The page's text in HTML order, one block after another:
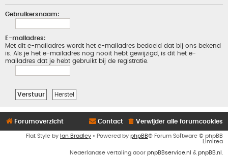
Gebruikersnaam:
E-mailadres:
Met dit e-mailadres wordt het e-mailadres bedoeld dat bij ons bekend
is. Als je het e-mailadres nog nooit hebt gewijzigd, is dit het e-
mailadres dat je hebt gebruikt bij de registratie.
Forumoverzicht Verwijder alle forumcookies
Contact
Flat Style by Ian Bradley • Powered by phpBB® Forum Software © phpBB
Limited
Nederlandse vertaling door phpBBservice.nl & phpBB.nl .